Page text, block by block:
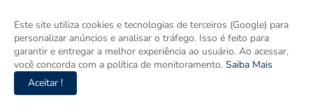
Este site utiliza cookies e tecnologias de terceiros (Google) para
personalizar anúncios e analisar o tráfego. Isso é feito para
garantir e entregar a melhor experiência ao usuário. Ao acessar,
você concorda com a política de monitoramento. Saiba Mais
Aceitar !